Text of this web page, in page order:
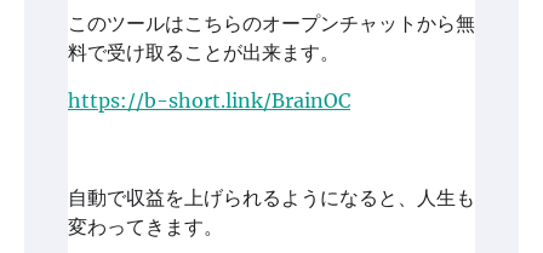
このツールはこちらのオープンチャットから無
料で受け取ることが出来ます。
https://b-short.link/BrainOC
自動で収益を上げられるようになると、人生も
変わってきます。